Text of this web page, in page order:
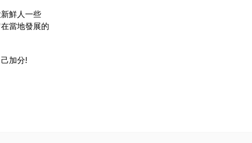
鮮人一些
當地發展的
加分!